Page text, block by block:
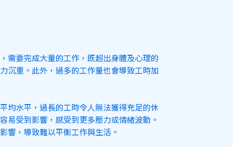
需要完成大量的工作，既超出身體及心理的
沉重。此外，過多的工作量也會導致工時加
均水平，過長的工時令人無法獲得充足的休
易受到影響，感受到更多壓力或情緒波動。